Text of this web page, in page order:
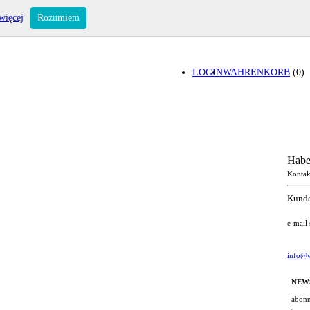
WAHRENKORB (0)
LOGIN
e-mail
Rozumiem